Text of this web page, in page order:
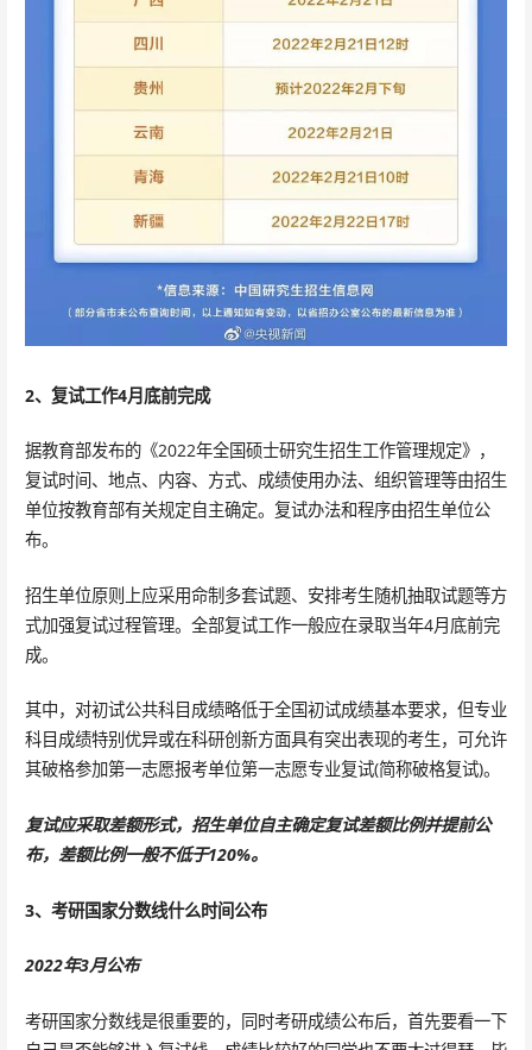
2、复试工作4月底前完成
据教育部发布的《2022年全国硕士研究生招生工作管理规定》，
复试时间、地点、内容、方式、成绩使用办法、组织管理等由招生
单位按教育部有关规定自主确定。复试办法和程序由招生单位公
布。
招生单位原则上应采用命制多套试题、安排考生随机抽取试题等方
式加强复试过程管理。全部复试工作一般应在录取当年4月底前完
成。
其中，对初试公共科目成绩略低于全国初试成绩基本要求，但专业
科目成绩特别优异或在科研创新方面具有突出表现的考生，可允许
其破格参加第一志愿报考单位第一志愿专业复试(简称破格复试)。
复试应采取差额形式，招生单位自主确定复试差额比例并提前公
布，差额比例一般不低于120%。
3、考研国家分数线什么时间公布
2022年3月公布
考研国家分数线是很重要的，同时考研成绩公布后，首先要看一下